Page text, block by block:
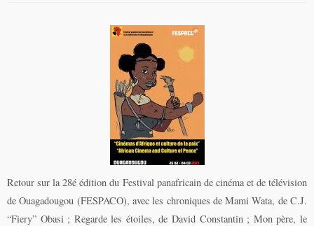
Retour sur la 28é édition du Festival panafricain de cinéma et de télévision
de Ouagadougou (FESPACO), avec les chroniques de Mami Wata, de C.J.
“Fiery” Obasi ; Regarde les étoiles, de David Constantin ; Mon père, le